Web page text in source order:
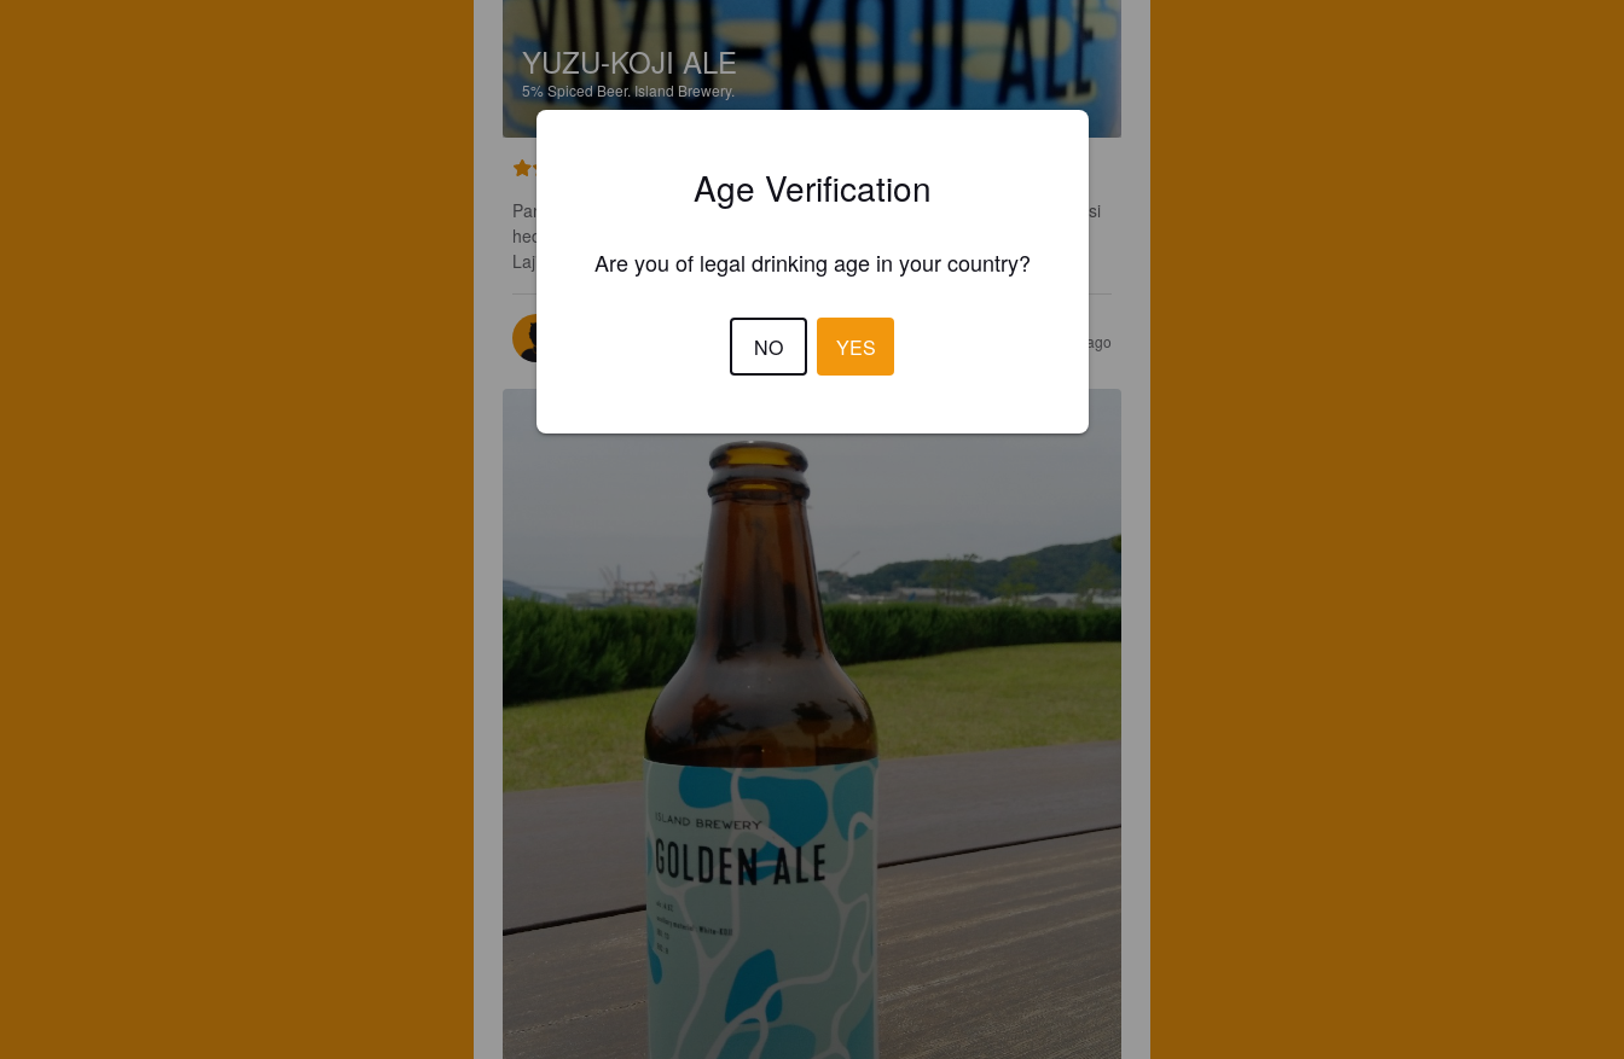
YUZU-KOJI ALE
5%Spiced Beer.Island Brewery.
Panimon muiden oluiden innoittamana ostin tämänkin, vaikka arvelin turhaksi
hedelmien ja marjojen lisäämisen olueeseen. No, niinhän se meneekin.
Lajissaan kuitenkin aika mukavan raikas, eikä ihan mahdoton mehu.
2 years ago
Age Verification
Are you of legal drinking age in your country?
NO YES